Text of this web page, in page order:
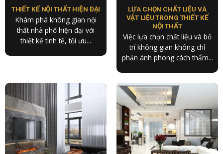
THIẾT KẾ NỘI THẤT HIỆN ĐẠI
Khám phá không gian nội
thất nhà phố hiện đại với
thiết kế tinh tế, tối ưu...
LỰA CHỌN CHẤT LIỆU VÀ
VẬT LIỆU TRONG THIẾT KẾ
NỘI THẤT
Việc lựa chọn chất liệu và bố
trí không gian không chỉ
phản ánh phong cách thẩm...